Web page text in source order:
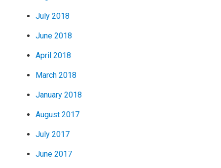
July 2018
June 2018
April 2018
March 2018
January 2018
August 2017
July 2017
June 2017